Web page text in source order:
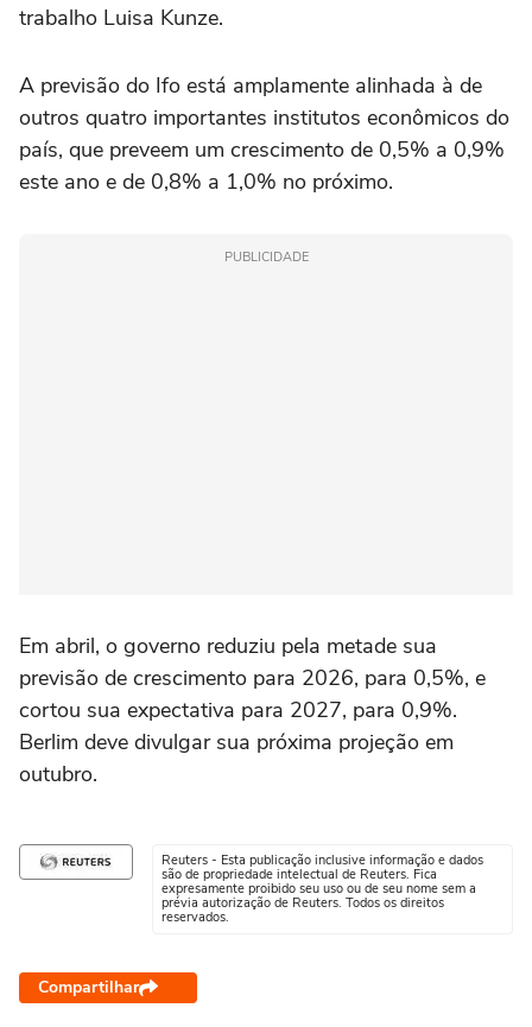
trabalho Luisa Kunze.
A previsão do Ifo está amplamente alinhada à de
outros quatro importantes institutos econômicos do
país, que preveem um crescimento de 0,5% a 0,9%
este ano e de 0,8% a 1,0% no próximo.
PUBLICIDADE
Em abril, o governo reduziu pela metade sua
previsão de crescimento para 2026, para 0,5%, e
cortou sua expectativa para 2027, para 0,9%.
Berlim deve divulgar sua próxima projeção em
outubro.
Reuters - Esta publicação inclusive informação e dados
são de propriedade intelectual de Reuters. Fica
expresamente proibido seu uso ou de seu nome sem a
prévia autorização de Reuters. Todos os direitos
reservados.
Compartilhar